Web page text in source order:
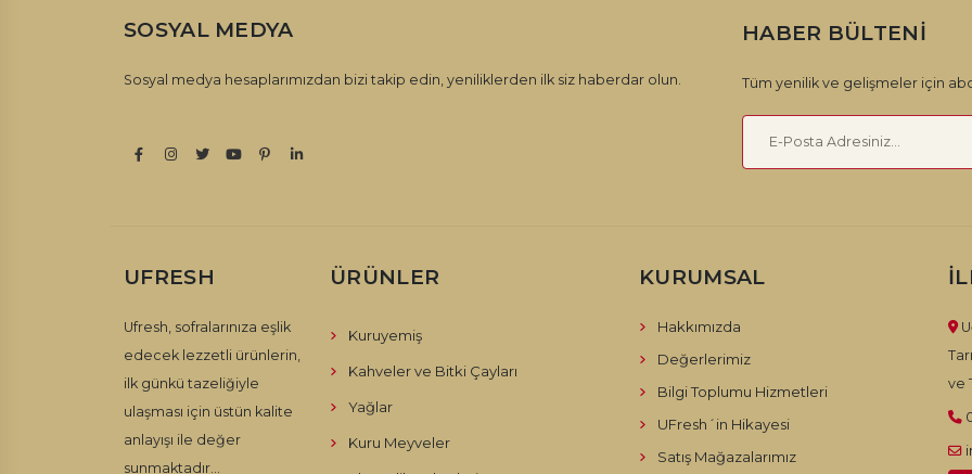
SOSYAL MEDYA
Sosyal medya hesaplarımızdan bizi takip edin, yeniliklerden ilk siz haberdar olun.
HABER BÜLTENI
Tüm yenilik ve gelişmeler için
UFRESH
Ufresh, sofralarınıza eşlik
edecek lezzetli ürünlerin,
ilk günkü tazeliğiyle
ulaşması için üstün kalite
anlayışı ile değer
sunmaktadır...
ÜRÜNLER
Kuruyemiş
Kahveler ve Bitki Çayları
Yağlar
Kuru Meyveler
KURUMSAL
Hakkımızda
Değerlerimiz
Bilgi Toplumu Hizmetleri
UFresh´in Hikayesi
Satış Mağazalarımız
ve